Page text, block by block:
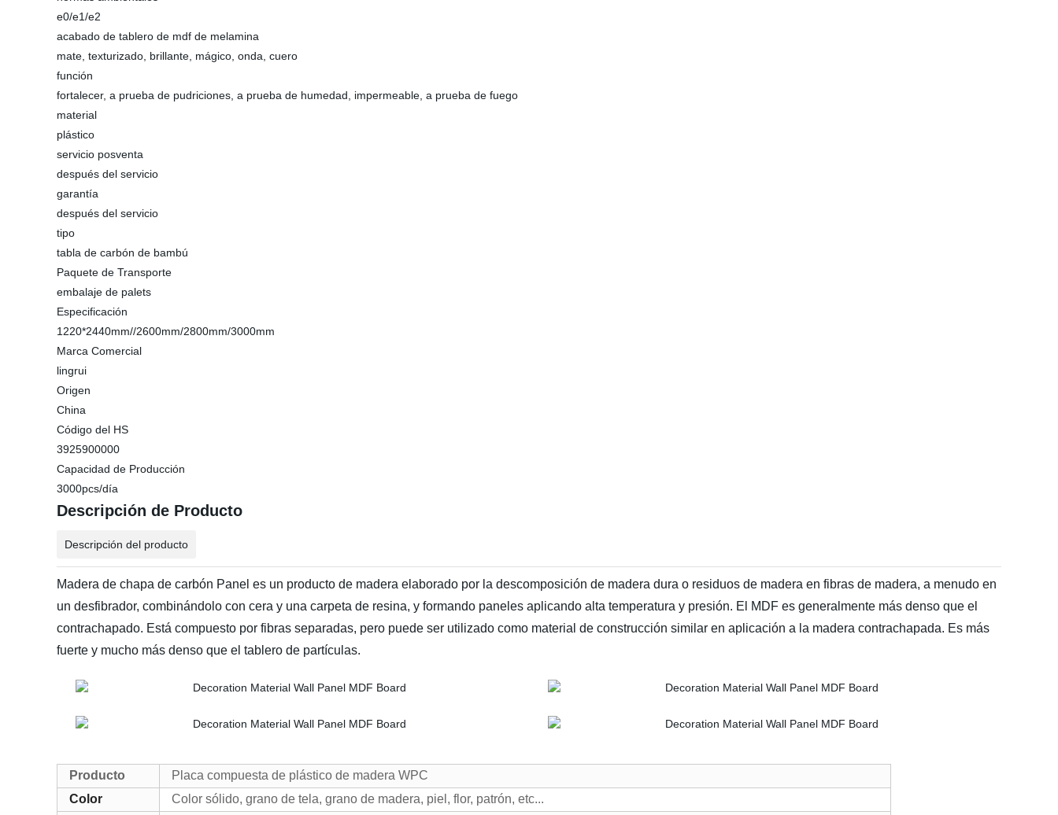
e0/e1/e2
acabado de tablero de mdf de melamina
mate, texturizado, brillante, mágico, onda, cuero
función
fortalecer, a prueba de pudriciones, a prueba de humedad, impermeable, a prueba de fuego
material
plástico
servicio posventa
después del servicio
garantía
después del servicio
tipo
tabla de carbón de bambú
Paquete de Transporte
embalaje de palets
Especificación
1220*2440mm//2600mm/2800mm/3000mm
Marca Comercial
lingrui
Origen
China
Código del HS
3925900000
Capacidad de Producción
3000pcs/día
Descripción de Producto
Descripción del producto
Madera de chapa de carbón Panel es un producto de madera elaborado por la descomposición de madera dura o residuos de madera en fibras de madera, a menudo en
un desfibrador, combinándolo con cera y una carpeta de resina, y formando paneles aplicando alta temperatura y presión. El MDF es generalmente más denso que el
contrachapado. Está compuesto por fibras separadas, pero puede ser utilizado como material de construcción similar en aplicación a la madera contrachapada. Es más
fuerte y mucho más denso que el tablero de partículas.
Producto
Placa compuesta de plástico de madera WPC
Color
Color sólido, grano de tela, grano de madera, piel, flor, patrón, etc...